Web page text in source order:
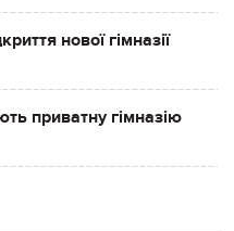
нової гімназії
приватну гімназію